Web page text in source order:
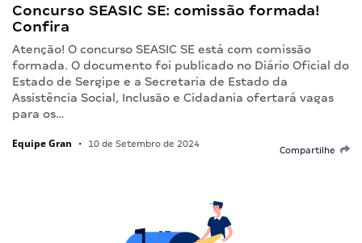
Concurso SEASIC SE: comissão formada!
Confira
Atenção! O concurso SEASIC SE está com comissão
formada. O documento foi publicado no Diário Oficial do
Estado de Sergipe e a Secretaria de Estado da
Assistência Social, Inclusão e Cidadania ofertará vagas
para os…
Equipe Gran • 10 de Setembro de 2024
Compartilhe